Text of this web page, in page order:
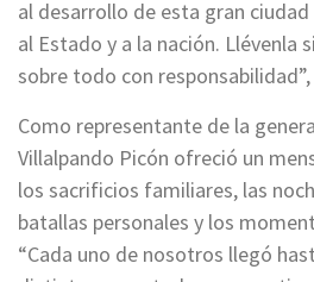
al desarrollo de esta gran
al Estado y a la nación. Llévenla
sobre todo con
Como representante de la
Villalpando Picón ofreció un
los sacrificios familiares, las
batallas personales y los
“Cada uno de nosotros llegó